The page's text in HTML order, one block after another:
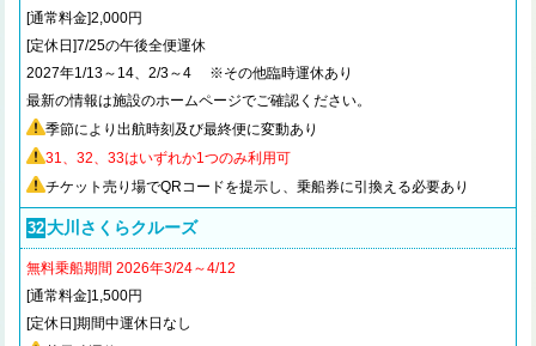
[通常料金]2,000円
[定休日]7/25の午後全便運休
2027年1/13～14、2/3～4 ※その他臨時運休あり
最新の情報は施設のホームページでご確認ください。
季節により出航時刻及び最終便に変動あり
31、32、33はいずれか1つのみ利用可
チケット売り場でQRコードを提示し、乗船券に引換える必要あり
32 大川さくらクルーズ
無料乗船期間 2026年3/24～4/12
[通常料金]1,500円
[定休日]期間中運休日なし